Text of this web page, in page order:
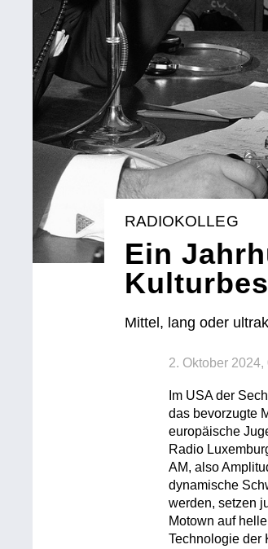
RADIOKOLLEG
Ein
Mittel, lang oder
2. Oktober 2024,
Im USA der
das bevorzugte
europäische
Radio
AM, also
dynamische
werden, setzen
Motown auf
Technologie der